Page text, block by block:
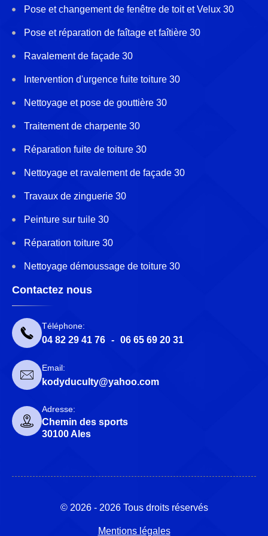
Pose et changement de fenêtre de toit et Velux 30
Pose et réparation de faîtage et faîtière 30
Ravalement de façade 30
Intervention d'urgence fuite toiture 30
Nettoyage et pose de gouttière 30
Traitement de charpente 30
Réparation fuite de toiture 30
Nettoyage et ravalement de façade 30
Travaux de zinguerie 30
Peinture sur tuile 30
Réparation toiture 30
Nettoyage démoussage de toiture 30
Contactez nous
Téléphone:
04 82 29 41 76 - 06 65 69 20 31
Email:
kodyduculty@yahoo.com
Adresse:
Chemin des sports
30100 Ales
© 2026 - 2026 Tous droits réservés
Mentions légales